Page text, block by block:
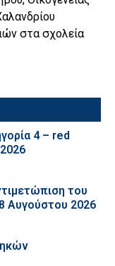
στα σχολεία
4 – red
του
Αυγούστου 2026